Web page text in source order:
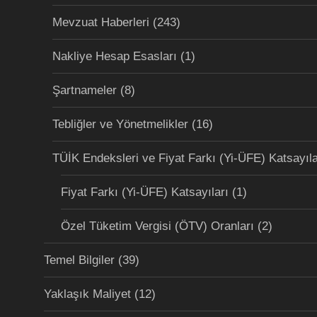
Mevzuat Haberleri (243)
Nakliye Hesap Esasları (1)
Şartnameler (8)
Tebliğler ve Yönetmelikler (16)
TÜİK Endeksleri ve Fiyat Farkı (Yi-ÜFE)
Fiyat Farkı (Yi-ÜFE) Katsayıları (1)
Özel Tüketim Vergisi (ÖTV) Oranları (2)
Temel Bilgiler (39)
Yaklaşık Maliyet (12)